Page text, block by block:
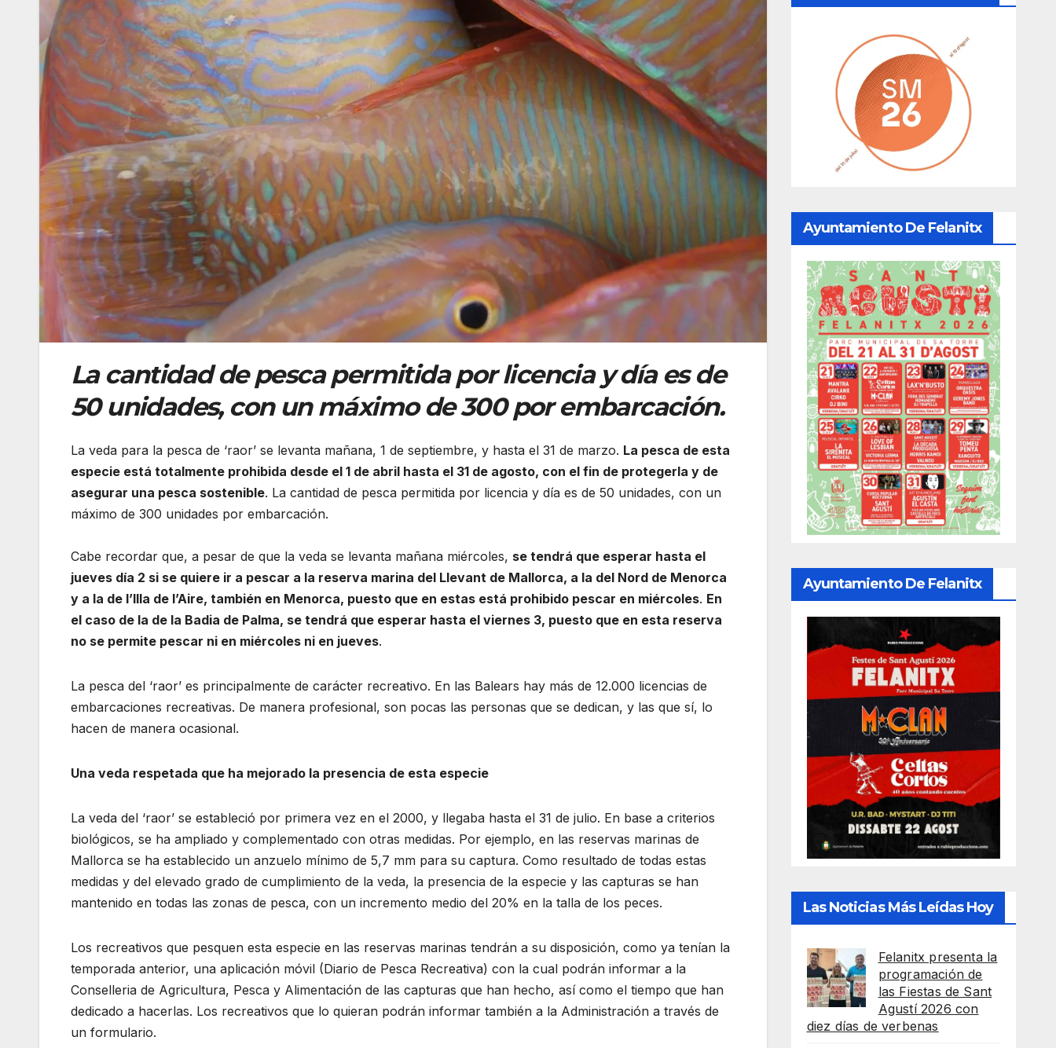
La cantidad de pesca permitida por licencia y día es de
50 unidades, con un máximo de 300 por embarcación.
La veda para la pesca de ‘raor’ se levanta mañana, 1 de septiembre, y hasta el 31 de marzo. La pesca de esta
especie está totalmente prohibida desde el 1 de abril hasta el 31 de agosto, con el fin de protegerla y de
asegurar una pesca sostenible. La cantidad de pesca permitida por licencia y día es de 50 unidades, con un
máximo de 300 unidades por embarcación.
Cabe recordar que, a pesar de que la veda se levanta mañana miércoles, se tendrá que esperar hasta el
jueves día 2 si se quiere ir a pescar a la reserva marina del Llevant de Mallorca, a la del Nord de Menorca
y a la de l’Illa de l’Aire, también en Menorca, puesto que en estas está prohibido pescar en miércoles. En
el caso de la de la Badia de Palma, se tendrá que esperar hasta el viernes 3, puesto que en esta reserva
no se permite pescar ni en miércoles ni en jueves.
La pesca del ‘raor’ es principalmente de carácter recreativo. En las Balears hay más de 12.000 licencias de
embarcaciones recreativas. De manera profesional, son pocas las personas que se dedican, y las que sí, lo
hacen de manera ocasional.
Una veda respetada que ha mejorado la presencia de esta especie
La veda del ‘raor’ se estableció por primera vez en el 2000, y llegaba hasta el 31 de julio. En base a criterios
biológicos, se ha ampliado y complementado con otras medidas. Por ejemplo, en las reservas marinas de
Mallorca se ha establecido un anzuelo mínimo de 5,7 mm para su captura. Como resultado de todas estas
medidas y del elevado grado de cumplimiento de la veda, la presencia de la especie y las capturas se han
mantenido en todas las zonas de pesca, con un incremento medio del 20% en la talla de los peces.
Los recreativos que pesquen esta especie en las reservas marinas tendrán a su disposición, como ya tenían la
temporada anterior, una aplicación móvil (Diario de Pesca Recreativa) con la cual podrán informar a la
Conselleria de Agricultura, Pesca y Alimentación de las capturas que han hecho, así como el tiempo que han
dedicado a hacerlas. Los recreativos que lo quieran podrán informar también a la Administración a través de
un formulario.
Ayuntamiento De Felanitx
Ayuntamiento De Felanitx
Las Noticias Más Leídas Hoy
Felanitx presenta la
programación de
las Fiestas de Sant
Agustí 2026 con
diez días de verbenas